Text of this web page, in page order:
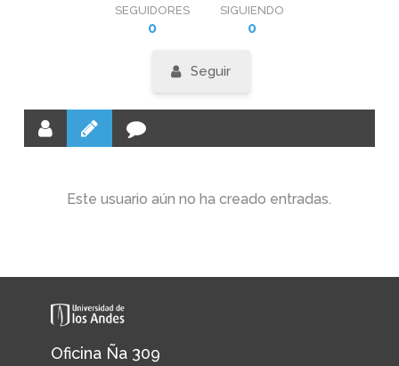
SEGUIDORES
0
SIGUIENDO
0
Seguir
Este usuario aún no ha creado entradas.
Oficina Ña 309